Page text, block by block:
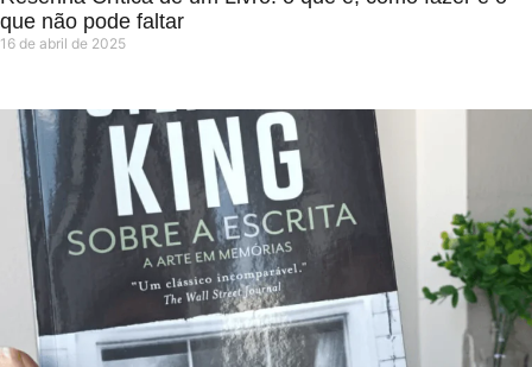
que não pode faltar
16 de abril de 2025